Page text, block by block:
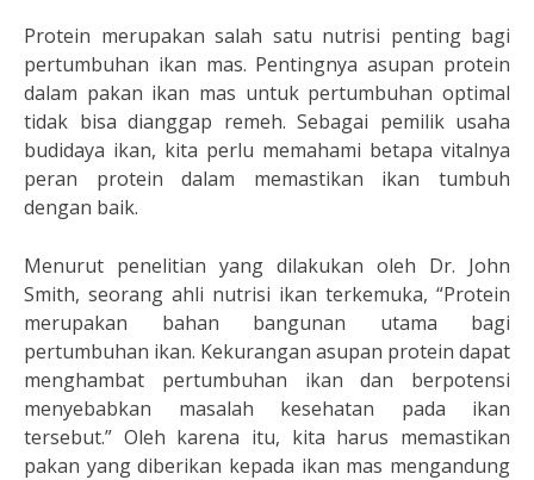
Protein merupakan salah satu nutrisi penting bagi
pertumbuhan ikan mas. Pentingnya asupan protein
dalam pakan ikan mas untuk pertumbuhan optimal
tidak bisa dianggap remeh. Sebagai pemilik usaha
budidaya ikan, kita perlu memahami betapa vitalnya
peran protein dalam memastikan ikan tumbuh
dengan baik.
Menurut penelitian yang dilakukan oleh Dr. John
Smith, seorang ahli nutrisi ikan terkemuka, “Protein
merupakan bahan bangunan utama bagi
pertumbuhan ikan. Kekurangan asupan protein dapat
menghambat pertumbuhan ikan dan berpotensi
menyebabkan masalah kesehatan pada ikan
tersebut.” Oleh karena itu, kita harus memastikan
pakan yang diberikan kepada ikan mas mengandung